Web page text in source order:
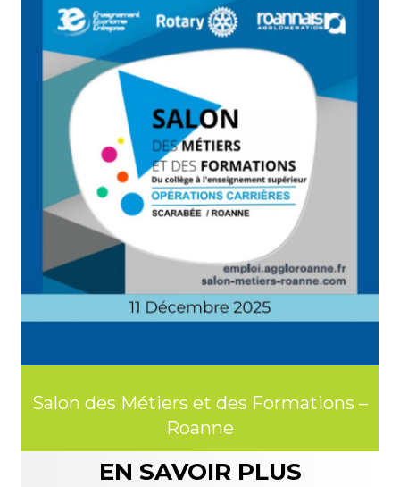
Salon des Métiers et des Formations –
Roanne
EN SAVOIR PLUS